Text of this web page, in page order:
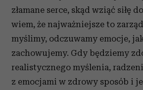
złamane serce, skąd wziąć siłę
wiem, że najważniejsze to
myślimy, odczuwamy emocje,
zachowujemy. Gdy będziemy
realistycznego myślenia,
z emocjami w zdrowy sposób i